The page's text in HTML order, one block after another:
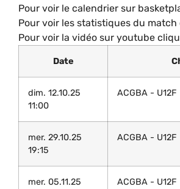
Pour voir le calendrier sur
Pour voir les statistiques du
Pour voir la vidéo sur youtube
Date
dim. 12.10.25
11:00
ACGBA - U12F
mer. 29.10.25
19:15
ACGBA - U12F
mer. 05.11.25
ACGBA - U12F